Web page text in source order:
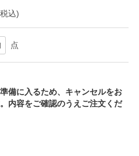
込)
点
備に入るため、キャンセルをお
内容をご確認のうえご注文くだ